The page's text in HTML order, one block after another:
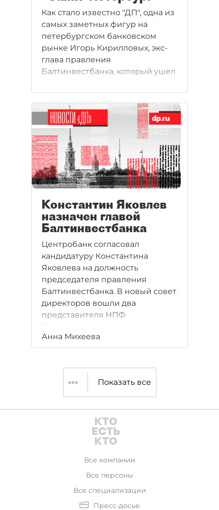
Как стало известно "ДП", одна из
самых заметных фигур на
петербургском банковском
рынке Игорь Кирилловых, экс-
глава правления
Балтинвестбанка, который ушел
работать в банк "Санкт-
Петербург". Он руководит
крупнейшим отделением банка
на Невском проспекте.
Константин Яковлев
назначен главой
Балтинвестбанка
Центробанк согласовал
кандидатуру Константина
Яковлева на должность
председателя правления
Балтинвестбанка. В новый совет
директоров вошли два
представителя НПФ
правления Абсолют Банка и
независимый директор.
Анна Михеева
Показать все
Все компании
Все персоны
Все специализации
Пресс-досье